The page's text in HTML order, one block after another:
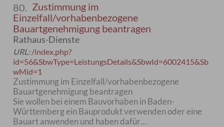
80. Zustimmung im
Einzelfall/vorhabenbezogene
Bauartgenehmigung beantragen
Rathaus-Dienste
URL:/index.php?
id=56&SbwType=LeistungsDetails&SbwId=6002415&Sb
wMid=1
Zustimmung im Einzelfall/vorhabenbezogene
Bauartgenehmigung beantragen
Sie wollen bei einem Bauvorhaben in Baden-
Württemberg ein Bauprodukt verwenden oder eine
Bauart anwenden und haben dafür…